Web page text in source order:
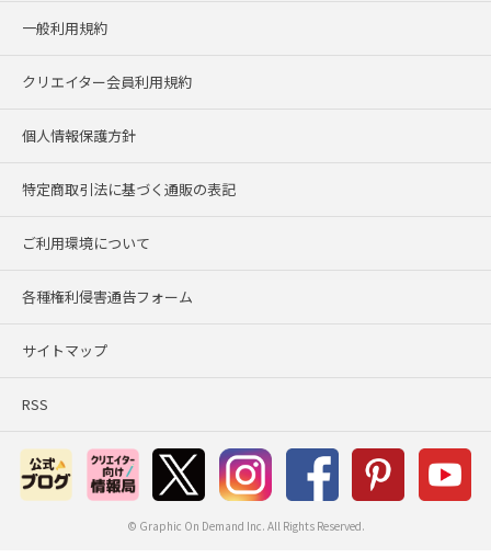
一般利用規約
クリエイター会員利用規約
個人情報保護方針
特定商取引法に基づく通販の表記
ご利用環境について
各種権利侵害通告フォーム
サイトマップ
RSS
© Graphic On Demand Inc. All Rights Reserved.